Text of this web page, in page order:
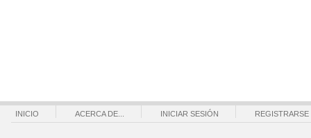
INICIO ACERCA DE... INICIAR SESIÓN REGISTRARSE